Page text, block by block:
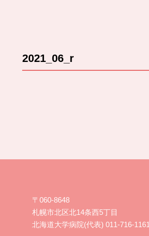
2021_06_r
〒060-8648
札幌市北区北14条西5丁目
北海道大学病院(代表) 011-716-1161